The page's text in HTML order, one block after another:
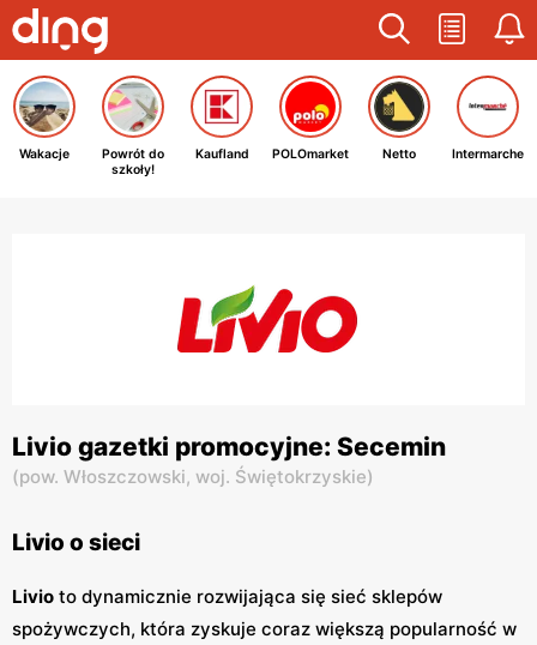
Wakacje
Powrót do
szkoły!
Kaufland POLOmarket Netto Intermarche
Livio gazetki promocyjne: Secemin
(pow. Włoszczowski, woj. Świętokrzyskie)
Livio o sieci
Livio to dynamicznie rozwijająca się sieć sklepów
spożywczych, która zyskuje coraz większą popularność w